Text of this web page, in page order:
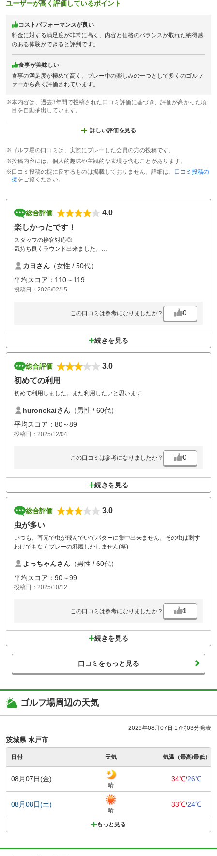
ユーザーが高く評価しているポイント
コストパフォーマンスが良い
料金に対する満足度が非常に高く、内容と価格のバランスが取れた納得感
のある体験ができると評判です。
食事が美味しい
食事の満足度が極めて高く、プレー中の楽しみの一つとして多くのゴルフ
ァーから高く評価されています。
※本内容は、過去3年間で投稿された口コミ評価に基づき、評価が高かった項
目を自動抽出しています。
詳しい評価を見る
※ゴルフ場の口コミは、実際にプレーした会員の方の投稿です。
※投稿内容には、個人的趣味や主観的な表現を含むことがあります。
※口コミ投稿の掟に反するものは掲載しておりません。詳細は、 口コミ投稿の
掟をご覧ください。
総合評価
4.0
楽しかったです！
スタッフの接客対応◎
気持ち良くラウンド出来ました。
カヨさん （女性 / 50代）
平均スコア：110～119
投稿日：2026/02/15
この口コミは参考になりましたか？ 0
続きを見る
総合評価
3.0
初めての利用
初めて利用しました。また利用したいと思います
huronokaiさん （男性 / 60代）
平均スコア：80～89
投稿日：2025/12/04
この口コミは参考になりましたか？ 0
続きを見る
総合評価
3.0
虫が多い
いつも、耳元で虫が飛んでいてパターに集中出来ません。その虫は刺す
わけでもなくプレーの邪魔しかしません(笑)
よっちゃんさん （男性 / 60代）
平均スコア：90～99
投稿日：2025/10/12
この口コミは参考になりましたか？ 1
続きを見る
口コミをもっと見る
ゴルフ場周辺の天気
2026年08月07日 17時03分発表
茨城県 水戸市
日付 天気 気温（最高/最低）
08月07日(金)
晴
34℃/26℃
08月08日(土)
晴
33℃/24℃
もっと見る